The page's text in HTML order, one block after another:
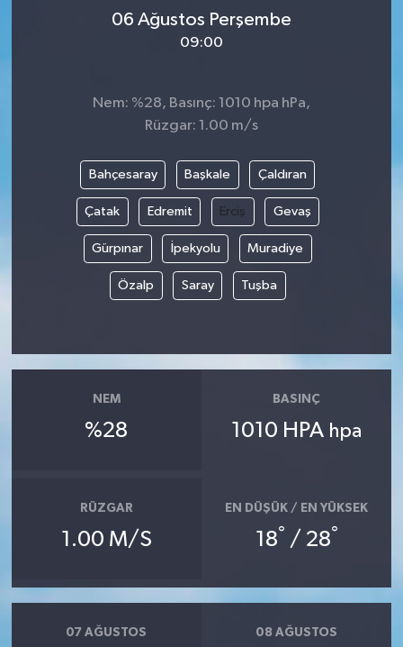
06 Ağustos Perşembe
09:00
Nem: %28, Basınç: 1010 hpa hPa,
Rüzgar: 1.00 m/s
Bahçesaray Başkale Çaldıran
Çatak Edremit Erciş Gevaş
Gürpınar İpekyolu Muradiye
Özalp Saray Tuşba
NEM
%28
BASINÇ
1010 HPA hpa
RÜZGAR
1.00 M/S
EN DÜŞÜK / EN YÜKSEK
18° / 28°
07 AĞUSTOS 08 AĞUSTOS